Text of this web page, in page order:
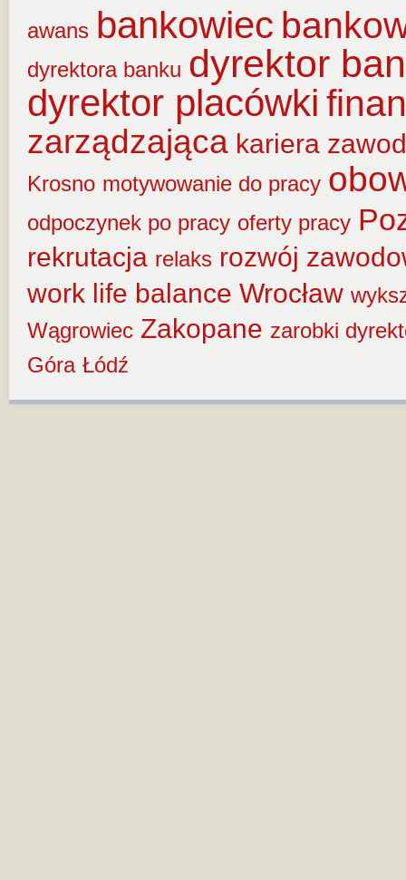
awans bankowiec
dyrektora banku dyrektor
dyrektor placówki
zarządzająca kariera
Krosno motywowanie do pracy
odpoczynek po pracy oferty pracy
rekrutacja relaks rozwój
work life balance Wrocław
Wągrowiec Zakopane zarobki
Góra Łódź